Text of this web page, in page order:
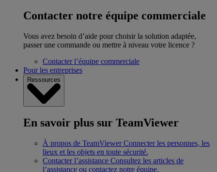
Contacter notre équipe commerciale
Vous avez besoin d’aide pour choisir la solution adaptée,
passer une commande ou mettre à niveau votre licence ?
Contacter l’équipe commerciale
Pour les entreprises
Ressources
En savoir plus sur TeamViewer
À propos de TeamViewer Connecter les personnes, les
lieux et les objets en toute sécurité.
Contacter l’assistance Consultez les articles de
l’assistance ou contactez notre équipe.